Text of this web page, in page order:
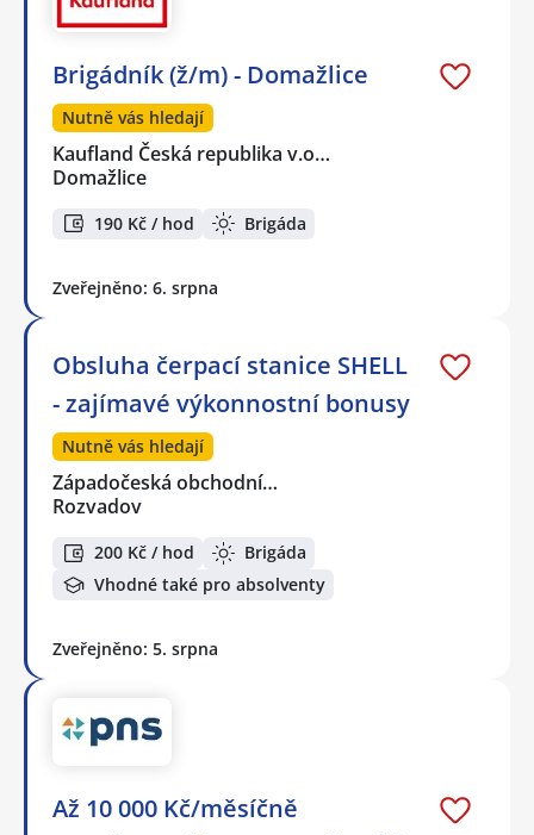
Brigádník (ž/m) - Domažlice
Nutně vás hledají
Kaufland Česká republika v.o…
Domažlice
190 Kč / hod Brigáda
Zveřejněno: 6. srpna
Obsluha čerpací stanice SHELL
- zajímavé výkonnostní bonusy
Nutně vás hledají
Západočeská obchodní…
Rozvadov
200 Kč / hod
Brigáda
Vhodné také pro absolventy
Zveřejněno: 5. srpna
Až 10 000 Kč/měsíčně